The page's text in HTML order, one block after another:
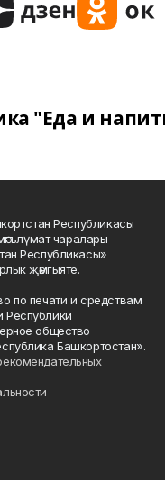
"Еда и
Республикасы
чаралары
Республикасы»
җәмгыяте.
по печати и средствам
общество
Башкортостан».